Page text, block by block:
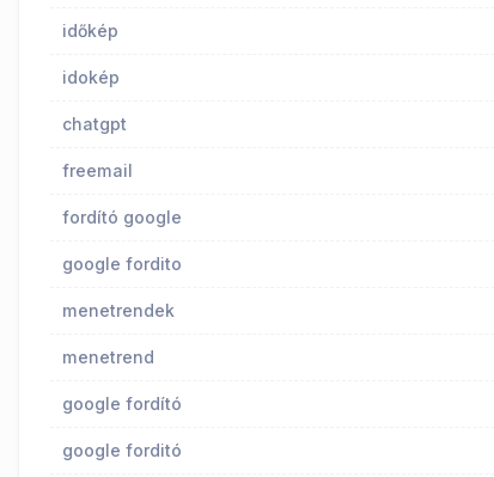
időkép
idokép
chatgpt
freemail
fordító google
google fordito
menetrendek
menetrend
google fordító
google forditó